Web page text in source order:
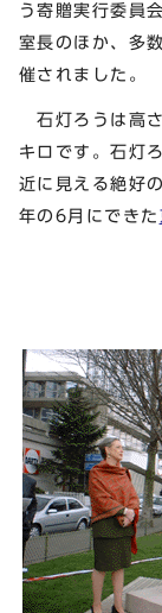
う寄贈実行委員
室長のほか、多
催されました。
石灯ろうは高
キロです。石灯
近に見える絶好
年の6月にできた